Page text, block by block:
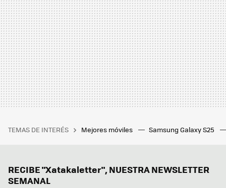
TEMAS DE INTERÉS Mejores móviles Samsung Galaxy S25
RECIBE "Xatakaletter", NUESTRA NEWSLETTER
SEMANAL